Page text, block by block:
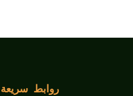
روابط سريعة